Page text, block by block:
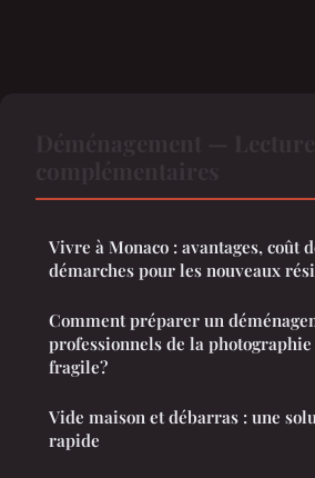
Vivre à Monaco : avantages, coût
démarches pour les nouveaux
Comment préparer un
professionnels de la
fragile?
Vide maison et débarras : une
rapide